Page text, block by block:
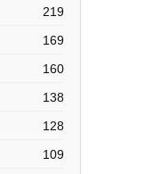
219
169
160
138
128
109